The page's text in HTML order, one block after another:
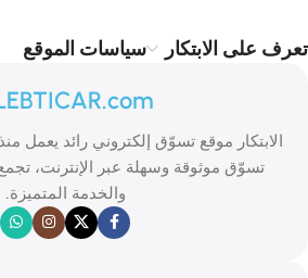
تعرف على الابتكار سياسات الموقع
تسوّق موثوقة وسهلة عبر الإنترنت، تجمع
والخدمة المتميزة.